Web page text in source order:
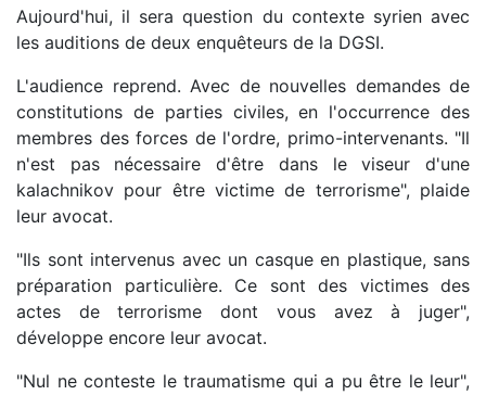
Aujourd'hui, il sera question du contexte syrien avec
les auditions de deux enquêteurs de la DGSI.
L'audience reprend. Avec de nouvelles demandes de
constitutions de parties civiles, en l'occurrence des
membres des forces de l'ordre, primo-intervenants. "Il
n'est pas nécessaire d'être dans le viseur d'une
kalachnikov pour être victime de terrorisme", plaide
leur avocat.
"Ils sont intervenus avec un casque en plastique, sans
préparation particulière. Ce sont des victimes des
actes de terrorisme dont vous avez à juger",
développe encore leur avocat.
"Nul ne conteste le traumatisme qui a pu être le leur",